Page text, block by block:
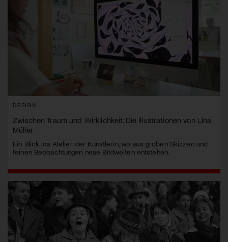
DESIGN
Zwischen Traum und Wirklichkeit: Die Illustrationen von Lina
Müller
Ein Blick ins Atelier der Künstlerin, wo aus groben Skizzen und
feinen Beobachtungen neue Bildwelten entstehen.